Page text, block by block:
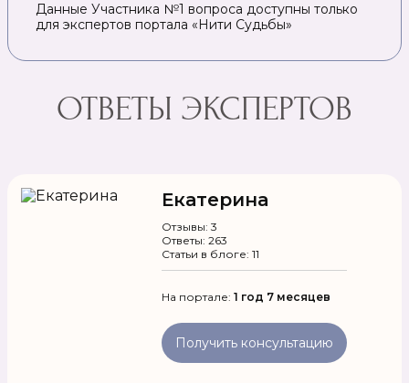
Данные Участника №1 вопроса доступны только
для экспертов портала «Нити Судьбы»
ОТВЕТЫ ЭКСПЕРТОВ
Екатерина
Отзывы: 3
Ответы: 263
Статьи в блоге: 11
На портале: 1 год 7 месяцев
Получить консультацию